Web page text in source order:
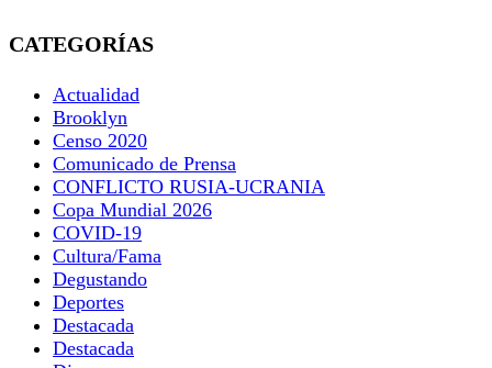
CATEGORÍAS
Actualidad
Brooklyn
Censo 2020
Comunicado de Prensa
CONFLICTO RUSIA-UCRANIA
Copa Mundial 2026
COVID-19
Cultura/Fama
Degustando
Deportes
Destacada
Destacada